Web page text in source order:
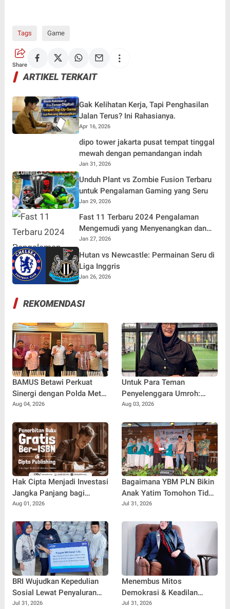
Tags Game
Share
ARTIKEL TERKAIT
Gak Kelihatan Kerja, Tapi Penghasilan
Jalan Terus? Ini Rahasianya.
Apr 16, 2026
dipo tower jakarta pusat tempat tinggal
mewah dengan pemandangan indah
Jan 31, 2026
Unduh Plant vs Zombie Fusion Terbaru
untuk Pengalaman Gaming yang Seru
Jan 29, 2026
Fast 11 Terbaru 2024 Pengalaman
Mengemudi yang Menyenangkan dan
Cepat
Jan 27, 2026
Hutan vs Newcastle: Permainan Seru di
Liga Inggris
Jan 26, 2026
REKOMENDASI
BAMUS Betawi Perkuat
Sinergi dengan Polda Metro
Jaya, Tegaskan Komitmen
Damai, dan Kondusif Jelang
HUT ke-81 Republik
Indonesia
Aug 04, 2026
Untuk Para Teman
Penyelenggara Umroh:
Jangan Sampai Tertipu
Aug 03, 2026
Hak Cipta Menjadi Investasi
Jangka Panjang bagi
Penulis Buku
Aug 01, 2026
Bagaimana YBM PLN Bikin
Anak Yatim Tomohon Tidak
Tertinggal di Tahun Ajaran
Jul 31, 2026
BRI Wujudkan Kepedulian
Sosial Lewat Penyaluran
Paket Sembako di
Jul 31, 2026
Menembus Mitos
Demokrasi & Keadilan
Sosial: Adv. Fara Fariha
Jul 31, 2026